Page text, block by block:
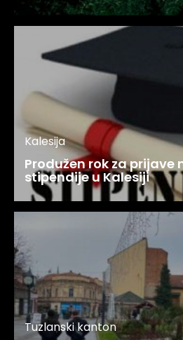
Kalesija
Produžen rok za prijave
stipendije u Kalesiji
Tuzlanski kanton